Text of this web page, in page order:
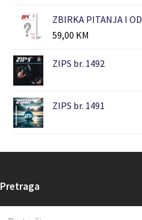
ZBIRKA PITANJA I
59,00 KM
ZIPS br. 1492
ZIPS br. 1491
Pretraga